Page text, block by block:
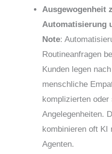
Ausgewogenheit
Automatisierung
Note:
Routineanfragen
Kunden legen
menschliche
komplizierten oder
Angelegenheiten.
kombinieren oft KI
Agenten.